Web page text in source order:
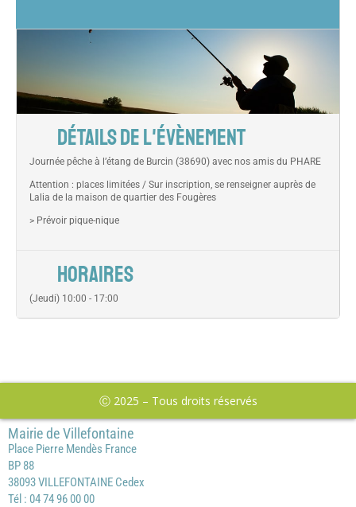
DÉTAILS DE L'ÉVÈNEMENT
Journée pêche à l’étang de Burcin (38690) avec nos amis du PHARE
Attention : places limitées / Sur inscription, se renseigner auprès de
Lalia de la maison de quartier des Fougères
> Prévoir pique-nique
HORAIRES
(Jeudi) 10:00 - 17:00
Ⓒ 2025 – Tous droits réservés
Mairie de Villefontaine
Place Pierre Mendès France
BP 88
38093 VILLEFONTAINE Cedex
Tél : 04 74 96 00 00